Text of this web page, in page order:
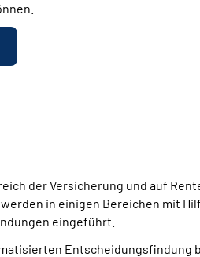
der Versicherung und auf
in einigen Bereichen mit
eingeführt.